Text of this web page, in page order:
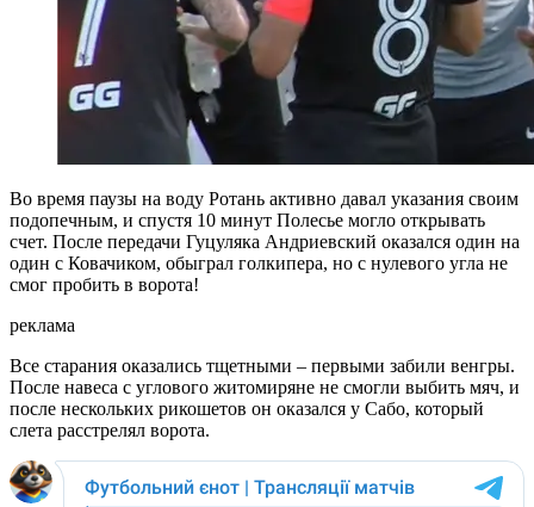
Во время паузы на воду Ротань активно давал указания своим
подопечным, и спустя 10 минут Полесье могло открывать
счет. После передачи Гуцуляка Андриевский оказался один на
один с Ковачиком, обыграл голкипера, но с нулевого угла не
смог пробить в ворота!
реклама
Все старания оказались тщетными – первыми забили венгры.
После навеса с углового житомиряне не смогли выбить мяч, и
после нескольких рикошетов он оказался у Сабо, который
слета расстрелял ворота.